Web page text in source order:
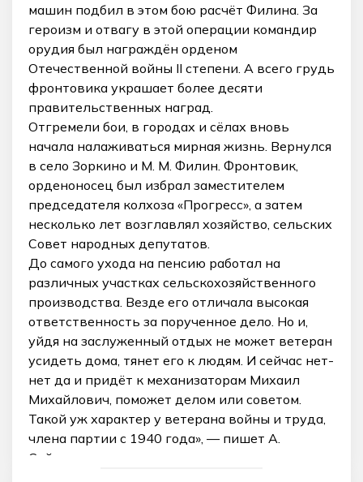
машин подбил в этом бою расчёт Филина. За
героизм и отвагу в этой операции командир
орудия был награждён орденом
Отечественной войны II степени. А всего грудь
фронтовика украшает более десяти
правительственных наград.
Отгремели бои, в городах и сёлах вновь
начала налаживаться мирная жизнь. Вернулся
в село Зоркино и М. М. Филин. Фронтовик,
орденоносец был избрал заместителем
председателя колхоза «Прогресс», а затем
несколько лет возглавлял хозяйство, сельских
Совет народных депутатов.
До самого ухода на пенсию работал на
различных участках сельскохозяйственного
производства. Везде его отличала высокая
ответственность за порученное дело. Но и,
уйдя на заслуженный отдых не может ветеран
усидеть дома, тянет его к людям. И сейчас нет-
нет да и придёт к механизаторам Михаил
Михайлович, поможет делом или советом.
Такой уж характер у ветерана войны и труда,
члена партии с 1940 года», — пишет А.
Сейджанов.